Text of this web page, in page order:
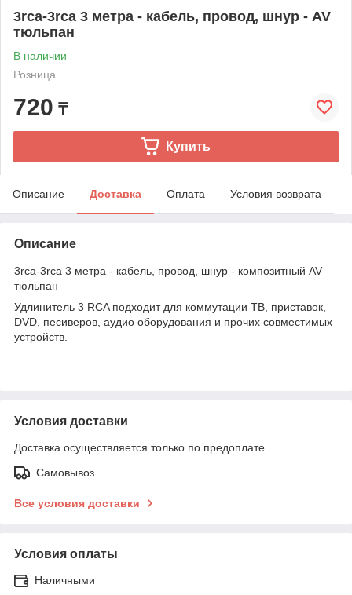
3rca-3rca 3 метра - кабель, провод, шнур - AV
тюльпан
В наличии
Розница
720 ₸
Купить
Описание Доставка Оплата Условия возврата
Описание
3rca-3rca 3 метра - кабель, провод, шнур - композитный AV
тюльпан
Удлинитель 3 RCA подходит для коммутации ТВ, приставок,
DVD, песиверов, аудио оборудования и прочих совместимых
устройств.
Условия доставки
Доставка осуществляется только по предоплате.
Самовывоз
Все условия доставки
Условия оплаты
Наличными